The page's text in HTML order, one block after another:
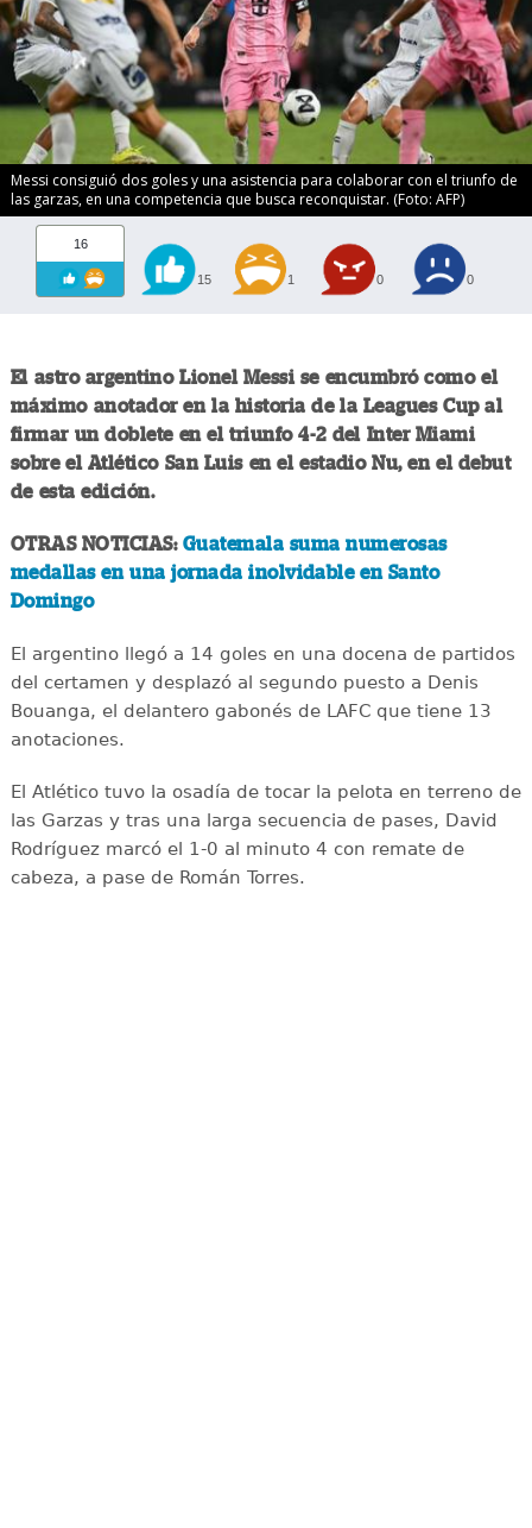
Messi consiguió dos goles y una asistencia para colaborar con el triunfo de
las garzas, en una competencia que busca reconquistar. (Foto: AFP)
16
15 1 0 0
El astro argentino Lionel Messi se encumbró como el
máximo anotador en la historia de la Leagues Cup al
firmar un doblete en el triunfo 4-2 del Inter Miami
sobre el Atlético San Luis en el estadio Nu, en el debut
de esta edición.
OTRAS NOTICIAS: Guatemala suma numerosas
medallas en una jornada inolvidable en Santo
Domingo
El argentino llegó a 14 goles en una docena de partidos
del certamen y desplazó al segundo puesto a Denis
Bouanga, el delantero gabonés de LAFC que tiene 13
anotaciones.
El Atlético tuvo la osadía de tocar la pelota en terreno de
las Garzas y tras una larga secuencia de pases, David
Rodríguez marcó el 1-0 al minuto 4 con remate de
cabeza, a pase de Román Torres.